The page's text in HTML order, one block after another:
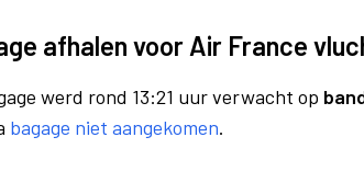
afhalen voor Air France
werd rond 13:21 uur verwacht op
bagage niet aangekomen.